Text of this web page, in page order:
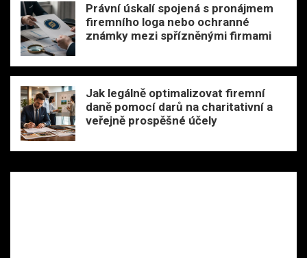
Právní úskalí spojená s pronájmem
firemního loga nebo ochranné
známky mezi spřízněnými firmami
Jak legálně optimalizovat firemní
daně pomocí darů na charitativní a
veřejně prospěšné účely